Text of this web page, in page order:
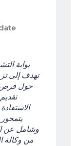
بوابة
تهدف إلى
حول فرص
وشامل عن
من وكالة